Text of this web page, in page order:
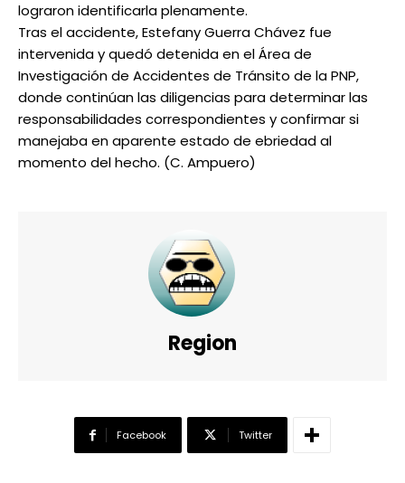
lograron identificarla plenamente.
Tras el accidente, Estefany Guerra Chávez fue
intervenida y quedó detenida en el Área de
Investigación de Accidentes de Tránsito de la PNP,
donde continúan las diligencias para determinar las
responsabilidades correspondientes y confirmar si
manejaba en aparente estado de ebriedad al
momento del hecho. (C. Ampuero)
Region
Facebook Twitter